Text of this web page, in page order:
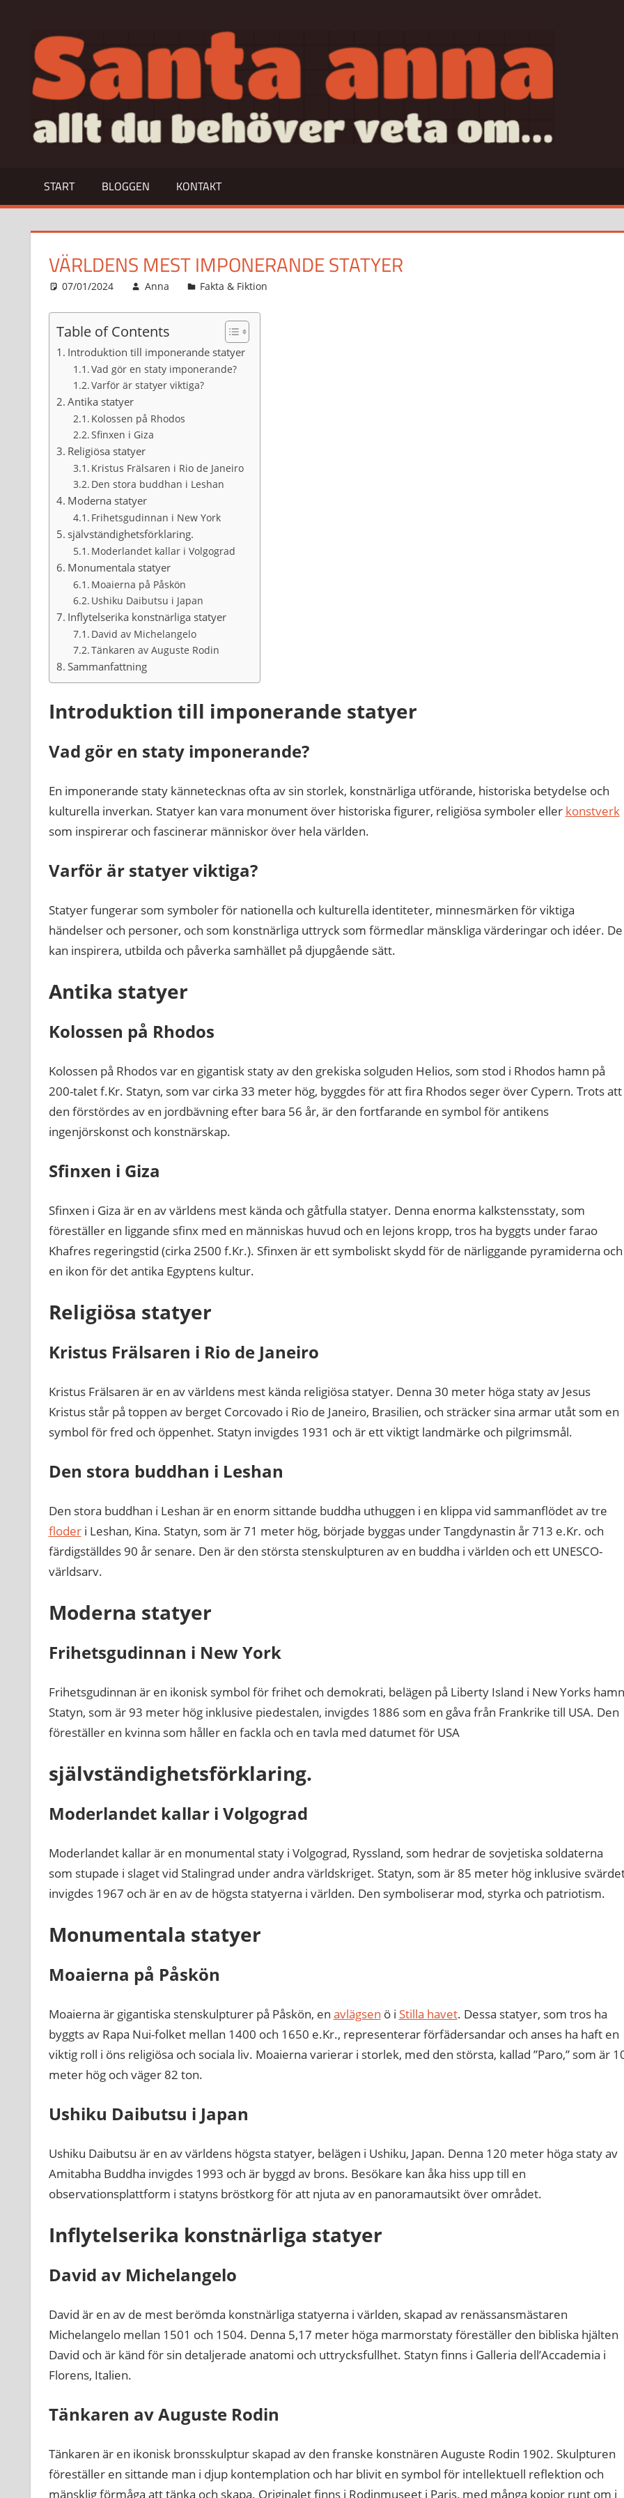
innehåll
du
behöver
veta
START BLOGGEN KONTAKT
VÄRLDENS MEST IMPONERANDE STATYER
07/01/2024 Anna Fakta & Fiktion
Table of Contents
Introduktion till imponerande statyer
Vad gör en staty imponerande?
Varför är statyer viktiga?
Antika statyer
Kolossen på Rhodos
Sfinxen i Giza
Religiösa statyer
Kristus Frälsaren i Rio de Janeiro
Den stora buddhan i Leshan
Moderna statyer
Frihetsgudinnan i New York
självständighetsförklaring.
Moderlandet kallar i Volgograd
Monumentala statyer
Moaierna på Påskön
Ushiku Daibutsu i Japan
Inflytelserika konstnärliga statyer
David av Michelangelo
Tänkaren av Auguste Rodin
Sammanfattning
Introduktion till imponerande statyer
Vad gör en staty imponerande?
En imponerande staty kännetecknas ofta av sin storlek, konstnärliga utförande, historiska betydelse och
kulturella inverkan. Statyer kan vara monument över historiska figurer, religiösa symboler eller konstverk
som inspirerar och fascinerar människor över hela världen.
Varför är statyer viktiga?
Statyer fungerar som symboler för nationella och kulturella identiteter, minnesmärken för viktiga
händelser och personer, och som konstnärliga uttryck som förmedlar mänskliga värderingar och idéer. De
kan inspirera, utbilda och påverka samhället på djupgående sätt.
Antika statyer
Kolossen på Rhodos
Kolossen på Rhodos var en gigantisk staty av den grekiska solguden Helios, som stod i Rhodos hamn på
200-talet f.Kr. Statyn, som var cirka 33 meter hög, byggdes för att fira Rhodos seger över Cypern. Trots att
den förstördes av en jordbävning efter bara 56 år, är den fortfarande en symbol för antikens
ingenjörskonst och konstnärskap.
Sfinxen i Giza
Sfinxen i Giza är en av världens mest kända och gåtfulla statyer. Denna enorma kalkstensstaty, som
föreställer en liggande sfinx med en människas huvud och en lejons kropp, tros ha byggts under farao
Khafres regeringstid (cirka 2500 f.Kr.). Sfinxen är ett symboliskt skydd för de närliggande pyramiderna och
en ikon för det antika Egyptens kultur.
Religiösa statyer
Kristus Frälsaren i Rio de Janeiro
Kristus Frälsaren är en av världens mest kända religiösa statyer. Denna 30 meter höga staty av Jesus
Kristus står på toppen av berget Corcovado i Rio de Janeiro, Brasilien, och sträcker sina armar utåt som en
symbol för fred och öppenhet. Statyn invigdes 1931 och är ett viktigt landmärke och pilgrimsmål.
Den stora buddhan i Leshan
Den stora buddhan i Leshan är en enorm sittande buddha uthuggen i en klippa vid sammanflödet av tre
floderi Leshan, Kina. Statyn, som är 71 meter hög, började byggas under Tangdynastin år 713 e.Kr. och
färdigställdes 90 år senare. Den är den största stenskulpturen av en buddha i världen och ett UNESCO-
världsarv.
Moderna statyer
Frihetsgudinnan i New York
Frihetsgudinnan är en ikonisk symbol för frihet och demokrati, belägen på Liberty Island i New Yorks
Statyn, som är 93 meter hög inklusive piedestalen, invigdes 1886 som en gåva från Frankrike till USA. Den
föreställer en kvinna som håller en fackla och en tavla med datumet för USA
självständighetsförklaring.
Moderlandet kallar i Volgograd
Moderlandet kallar är en monumental staty i Volgograd, Ryssland, som hedrar de sovjetiska soldaterna
som stupade i slaget vid Stalingrad under andra världskriget. Statyn, som är 85 meter hög inklusive
invigdes 1967 och är en av de högsta statyerna i världen. Den symboliserar mod, styrka och patriotism.
Monumentala statyer
Moaierna på Påskön
Moaierna är gigantiska stenskulpturer på Påskön, en avlägsen ö i Stilla havet. Dessa statyer, som tros ha
byggts av Rapa Nui-folket mellan 1400 och 1650 e.Kr., representerar förfädersandar och anses ha haft en
viktig roll i öns religiösa och sociala liv. Moaierna varierar i storlek, med den största, kallad ”Paro,” som är
meter hög och väger 82 ton.
Ushiku Daibutsu i Japan
Ushiku Daibutsu är en av världens högsta statyer, belägen i Ushiku, Japan. Denna 120 meter höga staty av
Amitabha Buddha invigdes 1993 och är byggd av brons. Besökare kan åka hiss upp till en
observationsplattform i statyns bröstkorg för att njuta av en panoramautsikt över området.
Inflytelserika konstnärliga statyer
David av Michelangelo
David är en av de mest berömda konstnärliga statyerna i världen, skapad av renässansmästaren
Michelangelo mellan 1501 och 1504. Denna 5,17 meter höga marmorstaty föreställer den bibliska hjälten
David och är känd för sin detaljerade anatomi och uttrycksfullhet. Statyn finns i Galleria dell’Accademia i
Florens, Italien.
Tänkaren av Auguste Rodin
Tänkaren är en ikonisk bronsskulptur skapad av den franske konstnären Auguste Rodin 1902. Skulpturen
föreställer en sittande man i djup kontemplation och har blivit en symbol för intellektuell reflektion och
mänsklig förmåga att tänka och skapa. Originalet finns i Rodinmuseet i Paris, med många kopior runt om i